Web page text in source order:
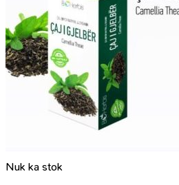
Nuk ka stok